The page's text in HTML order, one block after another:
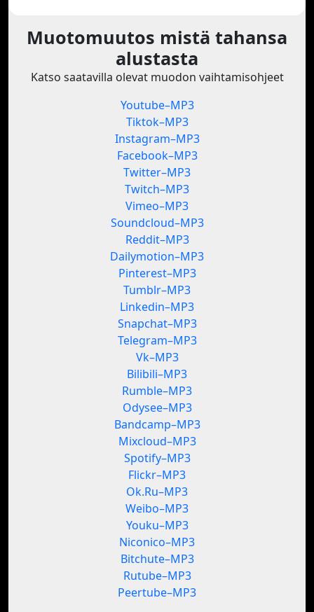
Muotomuutos mistä tahansa
alustasta
Katso saatavilla olevat muodon vaihtamisohjeet
Youtube–MP3
Tiktok–MP3
Instagram–MP3
Facebook–MP3
Twitter–MP3
Twitch–MP3
Vimeo–MP3
Soundcloud–MP3
Reddit–MP3
Dailymotion–MP3
Pinterest–MP3
Tumblr–MP3
Linkedin–MP3
Snapchat–MP3
Telegram–MP3
Vk–MP3
Bilibili–MP3
Rumble–MP3
Odysee–MP3
Bandcamp–MP3
Mixcloud–MP3
Spotify–MP3
Flickr–MP3
Ok.Ru–MP3
Weibo–MP3
Youku–MP3
Niconico–MP3
Bitchute–MP3
Rutube–MP3
Peertube–MP3